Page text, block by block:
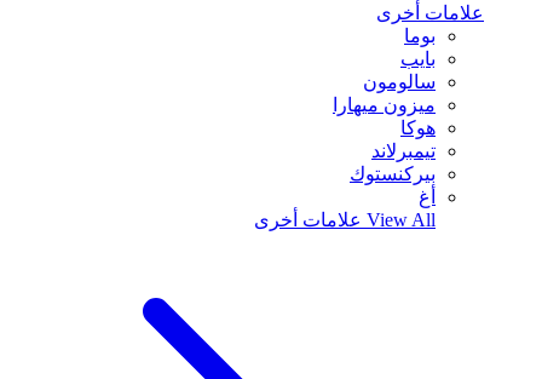
علامات أخرى
بوما
بايب
سالومون
ميزون ميهارا
هوكا
تيمبرلاند
بيركنستوك
أغ
View All علامات أخرى